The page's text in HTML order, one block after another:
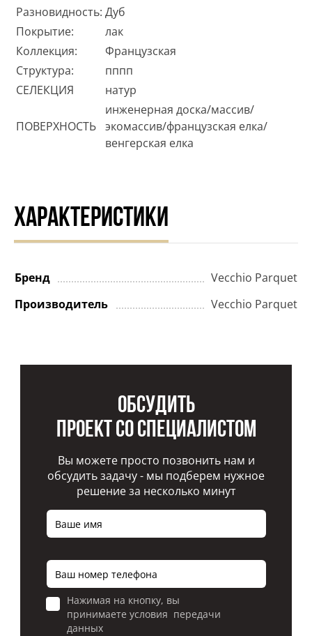
Разновидность: Дуб
Покрытие:
лак
Коллекция:
Французская
Структура:
пппп
СЕЛЕКЦИЯ
натур
ПОВЕРХНОСТЬ
инженерная доска/массив/
экомассив/французская елка/
венгерская елка
ХАРАКТЕРИСТИКИ
Бренд
Vecchio Parquet
Производитель
Vecchio Parquet
Обсудить
проект со специалистом
Вы можете просто позвонить нам и
обсудить задачу - мы подберем нужное
решение за несколько минут
Нажимая на кнопку, вы
принимаете условия передачи
данных